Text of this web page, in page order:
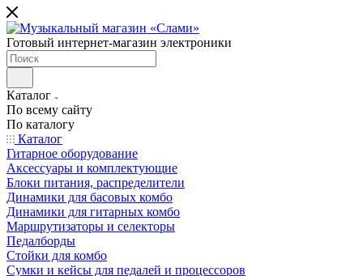
Готовый интернет-магазин электроники
Каталог
По всему сайту
По каталогу
Каталог
Гитарное оборудование
Аксессуары и комплектующие
Блоки питания, распределители
Динамики для басовых комбо
Динамики для гитарных комбо
Маршрутизаторы и селекторы
Педалборды
Стойки для комбо
Сумки и кейсы для педалей и процессоров